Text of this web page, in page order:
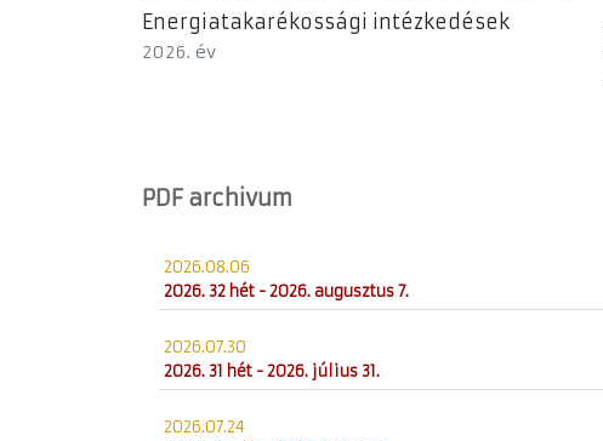
Energiatakarékossági intézkedések
2026. év
PDF archivum
2026.08.06
2026. 32 hét - 2026. augusztus 7.
2026.07.30
2026. 31 hét - 2026. július 31.
2026.07.24